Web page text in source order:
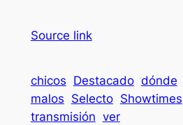
Source link
chicos Destacado dónde
malos Selecto Showtimes
transmisión ver